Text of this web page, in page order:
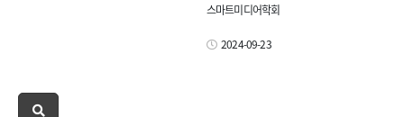
스마트미디어학회
2024-09-23